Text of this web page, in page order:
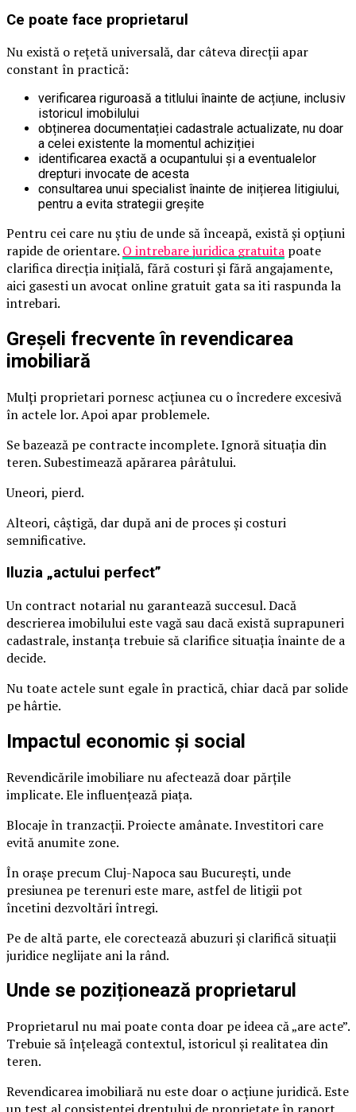
Ce poate face proprietarul
Nu există o rețetă universală, dar câteva direcții apar
constant în practică:
verificarea riguroasă a titlului înainte de acțiune, inclusiv
istoricul imobilului
obținerea documentației cadastrale actualizate, nu doar
a celei existente la momentul achiziției
identificarea exactă a ocupantului și a eventualelor
drepturi invocate de acesta
consultarea unui specialist înainte de inițierea litigiului,
pentru a evita strategii greșite
Pentru cei care nu știu de unde să înceapă, există și opțiuni
rapide de orientare. O intrebare juridica gratuita poate
clarifica direcția inițială, fără costuri și fără angajamente,
aici gasesti un avocat online gratuit gata sa iti raspunda la
intrebari.
Greșeli frecvente în revendicarea
imobiliară
Mulți proprietari pornesc acțiunea cu o încredere excesivă
în actele lor. Apoi apar problemele.
Se bazează pe contracte incomplete. Ignoră situația din
teren. Subestimează apărarea pârâtului.
Uneori, pierd.
Alteori, câștigă, dar după ani de proces și costuri
semnificative.
Iluzia „actului perfect”
Un contract notarial nu garantează succesul. Dacă
descrierea imobilului este vagă sau dacă există suprapuneri
cadastrale, instanța trebuie să clarifice situația înainte de a
decide.
Nu toate actele sunt egale în practică, chiar dacă par solide
pe hârtie.
Impactul economic și social
Revendicările imobiliare nu afectează doar părțile
implicate. Ele influențează piața.
Blocaje în tranzacții. Proiecte amânate. Investitori care
evită anumite zone.
În orașe precum Cluj-Napoca sau București, unde
presiunea pe terenuri este mare, astfel de litigii pot
încetini dezvoltări întregi.
Pe de altă parte, ele corectează abuzuri și clarifică situații
juridice neglijate ani la rând.
Unde se poziționează proprietarul
Proprietarul nu mai poate conta doar pe ideea că „are acte”.
Trebuie să înțeleagă contextul, istoricul și realitatea din
teren.
Revendicarea imobiliară nu este doar o acțiune juridică. Este